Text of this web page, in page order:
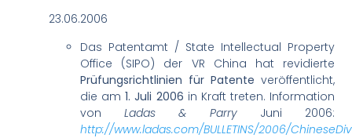
23.06.2006
Das Patentamt / State Intellectual Property
Office (SIPO) der VR China hat revidierte
Prüfungsrichtlinien für Patente veröffentlicht,
die am1. Juli 2006 in Kraft treten. Information
vonLadas & ParryJuni 2006:
http://www.ladas.com/BULLETINS/2006/